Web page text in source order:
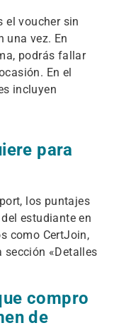
el voucher sin
una vez. En
podrás fallar
En el
incluyen
para
los puntajes
estudiante en
como CertJoin,
sección «Detalles
compro
de